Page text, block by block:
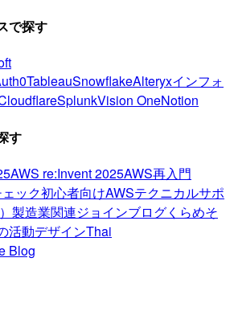
で探す
TableauSnowflakeAlteryxインフォ
SplunkVision OneNotion
す
AWS re:Invent 2025AWS再入門
ック初心者向けAWSテクニカルサポ
製造業関連ジョインブログくらめそ
活動デザインThai
Blog